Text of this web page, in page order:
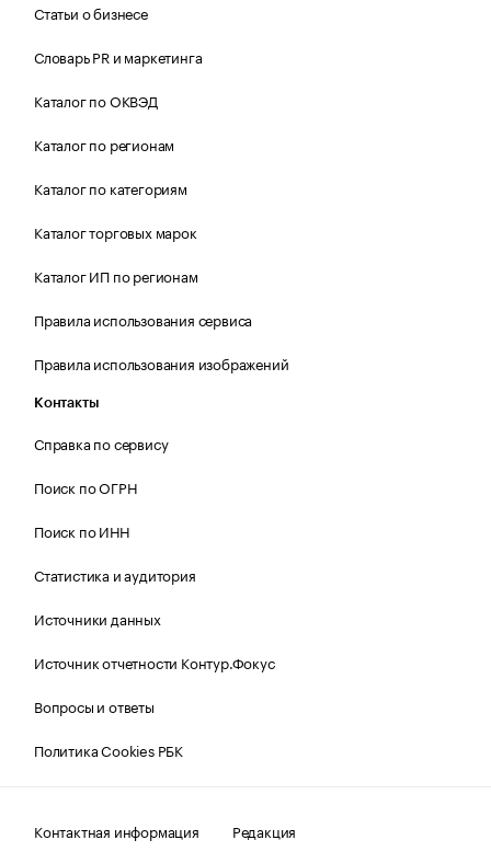
Статьи о бизнесе
Словарь PR и маркетинга
Каталог по ОКВЭД
Каталог по регионам
Каталог по категориям
Каталог торговых марок
Каталог ИП по регионам
Правила использования сервиса
Правила использования изображений
Контакты
Справка по сервису
Поиск по ОГРН
Поиск по ИНН
Статистика и аудитория
Источники данных
Источник отчетности Контур.Фокус
Вопросы и ответы
Политика Cookies РБК
Контактная информация Редакция